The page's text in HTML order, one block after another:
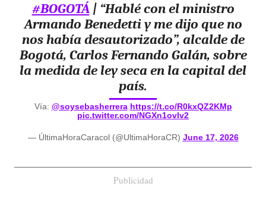
#BOGOTÁ| “Hablé con el ministro
Armando Benedetti y me dijo que no
nos había desautorizado”, alcalde de
Bogotá, Carlos Fernando Galán, sobre
la medida de ley seca en la capital del
país.
Vía: @soysebasherrera. https://t.co/R0kxQZ2KMp
pic.twitter.com/NGXn1ovlv2
— ÚltimaHoraCaracol (@UltimaHoraCR) June 17, 2026
Publicidad